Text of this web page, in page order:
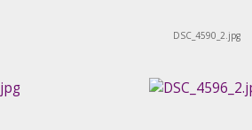
DSC_4590_2.jpg